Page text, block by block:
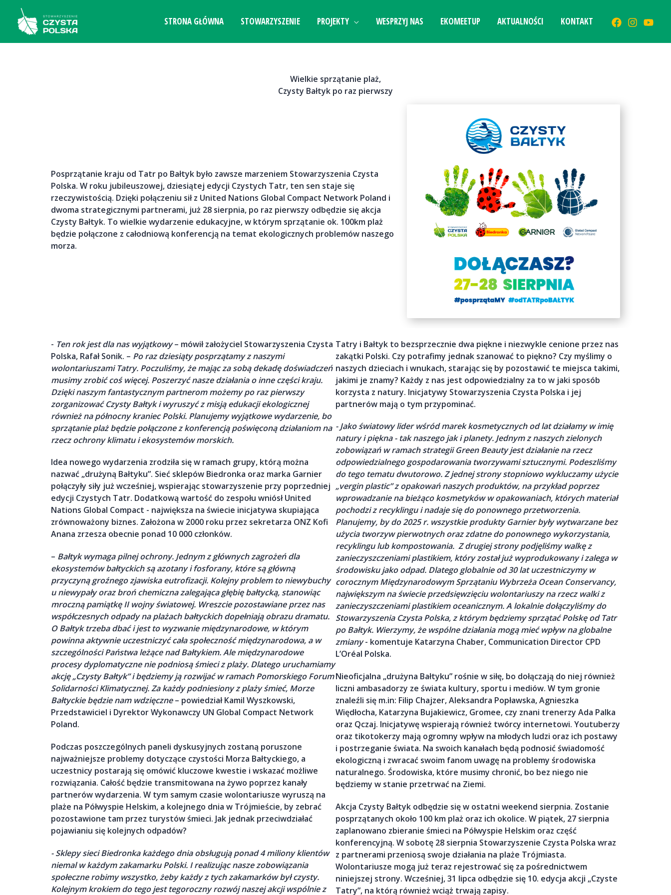
Przejdź
treści
STRONA GŁÓWNA STOWARZYSZENIE PROJEKTY WESPRZYJ NAS EKOMEETUP AKTUALNOŚCI KONTAKT
Wielkie sprzątanie plaż,
Czysty Bałtyk po raz pierwszy
Posprzątanie kraju od Tatr po Bałtyk było zawsze marzeniem Stowarzyszenia Czysta
Polska. W roku jubileuszowej, dziesiątej edycji Czystych Tatr, ten sen staje się
rzeczywistością. Dzięki połączeniu sił z United Nations Global Compact Network Poland i
dwoma strategicznymi partnerami, już 28 sierpnia, po raz pierwszy odbędzie się akcja
Czysty Bałtyk. To wielkie wydarzenie edukacyjne, w którym sprzątanie ok. 100km plaż
będzie połączone z całodniową konferencją na temat ekologicznych problemów naszego
morza.
- Ten rok jest dla nas wyjątkowy– mówił założyciel Stowarzyszenia Czysta
Polska, Rafał Sonik. – Po raz dziesiąty posprzątamy z naszymi
wolontariuszami Tatry. Poczuliśmy, że mając za sobą dekadę doświadczeń
musimy zrobić coś więcej. Poszerzyć nasze działania o inne części kraju.
Dzięki naszym fantastycznym partnerom możemy po raz pierwszy
zorganizować Czysty Bałtyk i wyruszyć z misją edukacji ekologicznej
również na północny kraniec Polski. Planujemy wyjątkowe wydarzenie, bo
sprzątanie plaż będzie połączone z konferencją poświęconą działaniom na
rzecz ochrony klimatu i ekosystemów morskich.
Idea nowego wydarzenia zrodziła się w ramach grupy, którą można
nazwać „drużyną Bałtyku”. Sieć sklepów Biedronka oraz marka Garnier
połączyły siły już wcześniej, wspierając stowarzyszenie przy poprzedniej
edycji Czystych Tatr. Dodatkową wartość do zespołu wniósł United
Nations Global Compact - największa na świecie inicjatywa skupiająca
zrównoważony biznes. Założona w 2000 roku przez sekretarza ONZ Kofi
Anana zrzesza obecnie ponad 10 000 członków.
– Bałtyk wymaga pilnej ochrony. Jednym z głównych zagrożeń dla
ekosystemów bałtyckich są azotany i fosforany, które są główną
przyczyną groźnego zjawiska eutrofizacji. Kolejny problem to niewybuchy
u niewypały oraz broń chemiczna zalegająca głębię bałtycką, stanowiąc
mroczną pamiątkę II wojny światowej. Wreszcie pozostawiane przez nas
współczesnych odpady na plażach bałtyckich dopełniają obrazu dramatu.
O Bałtyk trzeba dbać i jest to wyzwanie międzynarodowe, w którym
powinna aktywnie uczestniczyć cała społeczność międzynarodowa, a w
szczególności Państwa leżące nad Bałtykiem. Ale międzynarodowe
procesy dyplomatyczne nie podniosą śmieci z plaży. Dlatego uruchamiamy
akcję „Czysty Bałtyk” i będziemy ją rozwijać w ramach Pomorskiego Forum
Solidarności Klimatycznej. Za każdy podniesiony z plaży śmieć, Morze
Bałtyckie będzie nam wdzięczne– powiedział Kamil Wyszkowski,
Przedstawiciel i Dyrektor Wykonawczy UN Global Compact Network
Poland.
Podczas poszczególnych paneli dyskusyjnych zostaną poruszone
najważniejsze problemy dotyczące czystości Morza Bałtyckiego, a
uczestnicy postarają się omówić kluczowe kwestie i wskazać możliwe
rozwiązania. Całość będzie transmitowana na żywo poprzez kanały
partnerów wydarzenia. W tym samym czasie wolontariusze wyruszą na
plaże na Półwyspie Helskim, a kolejnego dnia w Trójmieście, by zebrać
pozostawione tam przez turystów śmieci. Jak jednak przeciwdziałać
pojawianiu się kolejnych odpadów?
- Sklepy sieci Biedronka każdego dnia obsługują ponad 4 miliony klientów
niemal w każdym zakamarku Polski. I realizując nasze zobowiązania
społeczne robimy wszystko, żeby każdy z tych zakamarków był czysty.
Kolejnym krokiem do tego jest tegoroczny rozwój naszej akcji wspólnie z
Tatry i Bałtyk to bezsprzecznie dwa piękne i niezwykle cenione przez nas
zakątki Polski. Czy potrafimy jednak szanować to piękno? Czy myślimy o
naszych dzieciach i wnukach, starając się by pozostawić te miejsca takimi,
jakimi je znamy? Każdy z nas jest odpowiedzialny za to w jaki sposób
korzysta z natury. Inicjatywy Stowarzyszenia Czysta Polska i jej
partnerów mają o tym przypominać.
- Jako światowy lider wśród marek kosmetycznychod lat działamy w imię
natury i piękna - tak naszego jak i planety. Jednymz naszych zielonych
zobowiązań w ramach strategii Green Beauty jest działanie na rzecz
odpowiedzialnego gospodarowania tworzywami sztucznymi. Podeszliśmy
do tego tematu dwutorowo. Z jednej strony stopniowo wykluczamy użycie
„vergin plastic” z opakowań naszych produktów, na przykład poprzez
wprowadzanie na bieżąco kosmetyków w opakowaniach, których materiał
pochodzi z recyklingu i nadaje się do ponownego przetworzenia.
Planujemy, by do 2025 r. wszystkie produkty Garnier były wytwarzane bez
użycia tworzyw pierwotnych oraz zdatne do ponownego wykorzystania,
recyklingu lub kompostowania. Z drugiej strony podjęliśmy walkę z
zanieczyszczeniami plastikiem, który został już wyprodukowany i zalega w
środowisku jako odpad. Dlatego globalnie od 30 lat uczestniczymy w
corocznym Międzynarodowym Sprzątaniu Wybrzeża Ocean Conservancy,
największym na świecie przedsięwzięciu wolontariuszy na rzecz walki z
zanieczyszczeniami plastikiem oceanicznym. A lokalnie dołączyliśmy do
Stowarzyszenia Czysta Polska, z którym będziemy sprzątać Polskę od Tatr
po Bałtyk. Wierzymy, że wspólne działania mogą mieć wpływ na globalne
zmiany- komentuje Katarzyna Chaber, Communication Director CPD
L’Oréal Polska.
Nieoficjalna „drużyna Bałtyku” rośnie w siłę, bo dołączają do niej również
liczni ambasadorzy ze świata kultury, sportu i mediów. W tym gronie
znaleźli się m.in: Filip Chajzer, Aleksandra Popławska, Agnieszka
Więdłocha, Katarzyna Bujakiewicz, Gromee, czy znani trenerzy Ada Palka
oraz Qczaj. Inicjatywę wspierają również twórcy internetowi. Youtuberzy
oraz tikotokerzy mają ogromny wpływ na młodych ludzi oraz ich postawy
i postrzeganie świata. Na swoich kanałach będą podnosić świadomość
ekologiczną i zwracać swoim fanom uwagę na problemy środowiska
naturalnego. Środowiska, które musimy chronić, bo bez niego nie
będziemy w stanie przetrwać na Ziemi.
Akcja Czysty Bałtyk odbędzie się w ostatni weekend sierpnia. Zostanie
posprzątanych około 100 km plaż oraz ich okolice. W piątek, 27 sierpnia
zaplanowano zbieranie śmieci na Półwyspie Helskim oraz część
konferencyjną. W sobotę 28 sierpnia Stowarzyszenie Czysta Polska wraz
z partnerami przeniosą swoje działania na plaże Trójmiasta.
Wolontariusze mogą już teraz rejestrować się za pośrednictwem
niniejszej strony. Wcześniej, 31 lipca odbędzie się 10. edycja akcji „Czyste
Tatry”, na którą również wciąż trwają zapisy.